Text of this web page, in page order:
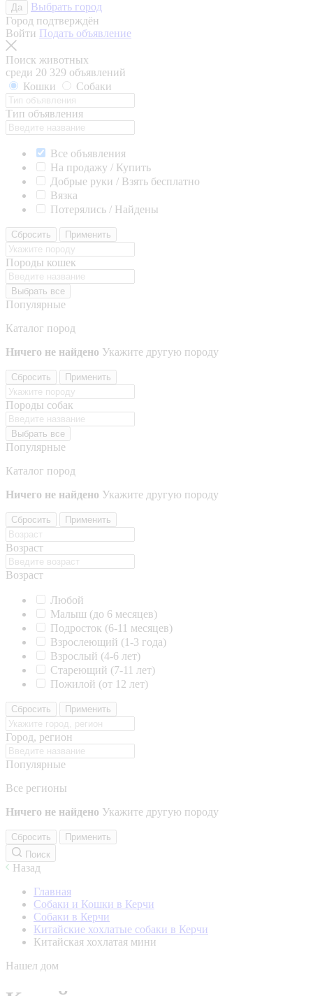
Да
Выбрать город
Город подтверждён
Войти Подать объявление
Поиск животных
среди 20 329 объявлений
Кошки
Собаки
Тип объявления
Все объявления
На продажу / Купить
Добрые руки / Взять бесплатно
Вязка
Потерялись / Найдены
Сбросить Применить
Породы кошек
Выбрать все
Популярные
Каталог пород
Ничего не найдено Укажите другую породу
Сбросить Применить
Породы собак
Выбрать все
Популярные
Каталог пород
Ничего не найдено Укажите другую породу
Сбросить Применить
Возраст
Возраст
Любой
Малыш (до 6 месяцев)
Подросток (6-11 месяцев)
Взрослеющий (1-3 года)
Взрослый (4-6 лет)
Стареющий (7-11 лет)
Пожилой (от 12 лет)
Сбросить Применить
Город, регион
Популярные
Все регионы
Ничего не найдено Укажите другую породу
Сбросить
Применить
Поиск
Назад
Главная
Собаки и Кошки в Керчи
Собаки в Керчи
Китайские хохлатые собаки в Керчи
Китайская хохлатая мини
Нашел дом